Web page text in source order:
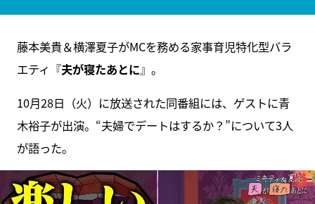
藤本美貴＆横澤夏子がMCを務める家事育児特化型バラ
エティ『夫が寝たあとに』。
10月28日（火）に放送された同番組には、ゲストに青
木裕子が出演。“夫婦でデートはするか？”について3人
が語った。